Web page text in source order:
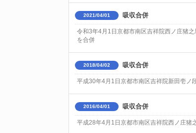
2021/04/01 吸収合併
令和3年4月1日京都市南区吉祥院西ノ庄猪
を合併
2018/04/02 吸収合併
平成30年4月1日京都市南区吉祥院新田壱ノ
2016/04/01 吸収合併
平成28年4月1日京都市南区吉祥院西ノ庄猪